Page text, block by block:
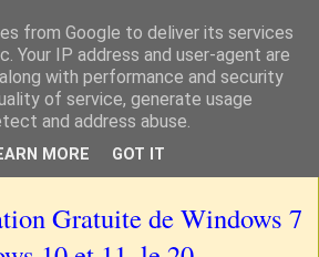
Gratuite de Windows 7
from Google to deliver its services
Your IP address and user-agent are
with performance and security
of service, generate usage
and address abuse.
MORE GOT IT